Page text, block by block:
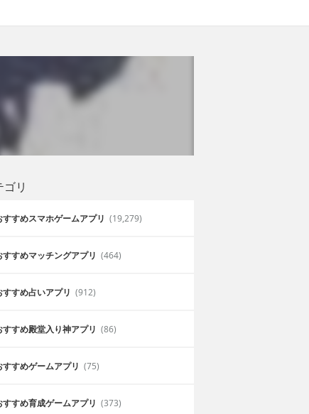
リ
すすめスマホゲームアプリ (19,279)
すすめマッチングアプリ (464)
すすめ占いアプリ (912)
すすめ殿堂入り神アプリ (86)
すすめゲームアプリ (75)
すすめ育成ゲームアプリ (373)